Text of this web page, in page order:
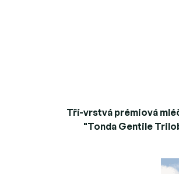
Tří-vrstvá prémiová
"Tonda Gentile